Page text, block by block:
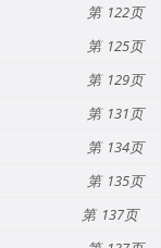
122
125
129
131
134
135
137